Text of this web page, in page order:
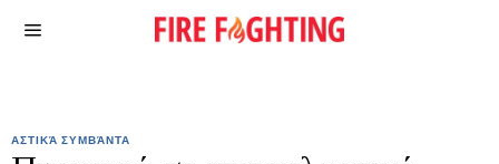
ΑΣΤΙΚΆ ΣΥΜΒΆΝΤΑ